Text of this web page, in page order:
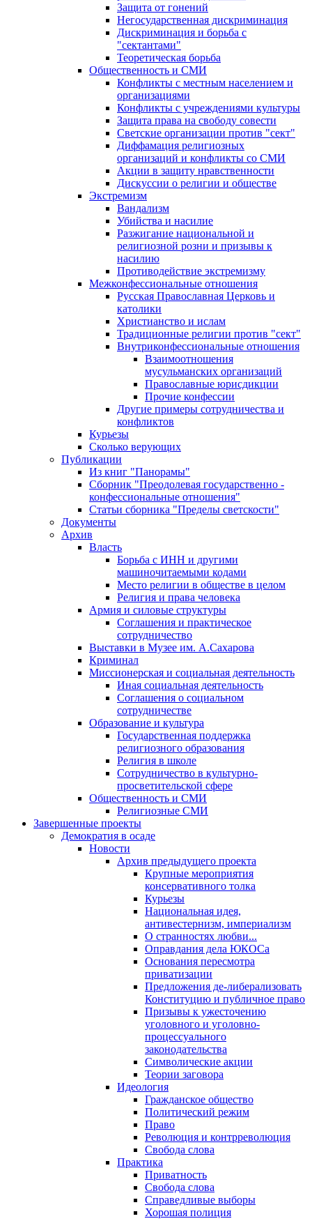
Защита от гонений
Негосударственная дискриминация
Дискриминация и борьба с
"сектантами"
Теоретическая борьба
Общественность и СМИ
Конфликты с местным населением и
организациями
Конфликты с учреждениями культуры
Защита права на свободу совести
Светские организации против "сект"
Диффамация религиозных
организаций и конфликты со СМИ
Акции в защиту нравственности
Дискуссии о религии и обществе
Экстремизм
Вандализм
Убийства и насилие
Разжигание национальной и
религиозной розни и призывы к
насилию
Противодействие экстремизму
Межконфессиональные отношения
Русская Православная Церковь и
католики
Христианство и ислам
Традиционные религии против "сект"
Внутриконфессиональные отношения
Взаимоотношения
мусульманских организаций
Православные юрисдикции
Прочие конфессии
Другие примеры сотрудничества и
конфликтов
Курьезы
Сколько верующих
Публикации
Из книг "Панорамы"
Сборник "Преодолевая государственно -
конфессиональные отношения"
Статьи сборника "Пределы светскости"
Документы
Архив
Власть
Борьба с ИНН и другими
машиночитаемыми кодами
Место религии в обществе в целом
Религия и права человека
Армия и силовые структуры
Соглашения и практическое
сотрудничество
Выставки в Музее им. А.Сахарова
Криминал
Миссионерская и социальная деятельность
Иная социальная деятельность
Соглашения о социальном
сотрудничестве
Образование и культура
Государственная поддержка
религиозного образования
Религия в школе
Сотрудничество в культурно-
просветительской сфере
Общественность и СМИ
Религиозные СМИ
Завершенные проекты
Демократия в осаде
Новости
Архив предыдущего проекта
Крупные мероприятия
консервативного толка
Курьезы
Национальная идея,
антивестернизм, империализм
О странностях любви...
Оправдания дела ЮКОСа
Основания пересмотра
приватизации
Предложения де-либерализовать
Конституцию и публичное право
Призывы к ужесточению
уголовного и уголовно-
процессуального
законодательства
Символические акции
Теории заговора
Идеология
Гражданское общество
Политический режим
Право
Революция и контрреволюция
Свобода слова
Практика
Приватность
Свобода слова
Справедливые выборы
Хорошая полиция